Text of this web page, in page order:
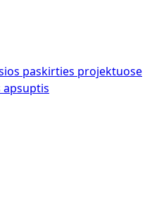
paskirties projektuose
apsuptis